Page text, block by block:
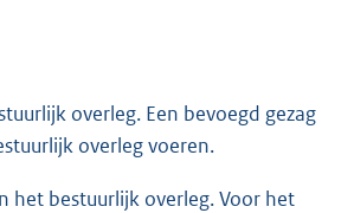
overleg. Een bevoegd gezag
overleg voeren.
het bestuurlijk overleg. Voor het